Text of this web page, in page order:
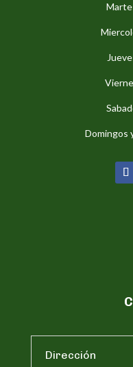
Domingos
Dirección